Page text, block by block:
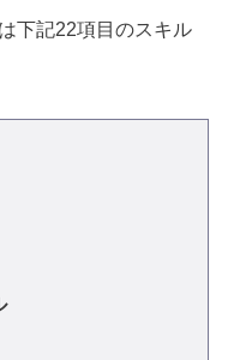
下記22項目のスキル